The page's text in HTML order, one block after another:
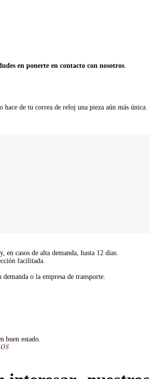
en ponerte en contacto con nosotros.
de tu correa de reloj una pieza aún más única.
en casos de alta demanda, hasta 12 días.
facilitada.
o la empresa de transporte.
buen estado.